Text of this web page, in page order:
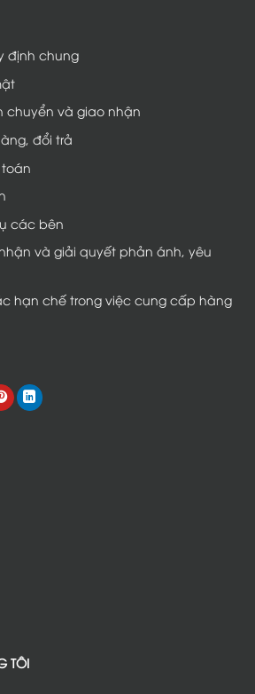
định chung
chuyển và giao nhận
đổi trả
các bên
và giải quyết phản ánh, yêu
hạn chế trong việc cung cấp hàng
TÔI